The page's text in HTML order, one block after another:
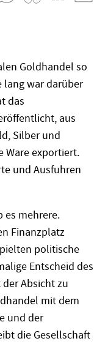
Goldhandel so
lang war darüber
das
aus
Silber und
Ware exportiert.
und Ausfuhren
es mehrere.
Finanzplatz
politische
Entscheid des
Absicht zu
mit dem
und der
die Gesellschaft